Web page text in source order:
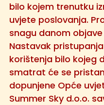
bilo kojem trenutku
uvjete poslovanja.
snagu danom
Nastavak
korištenja bilo kojeg
smatrat će se
dopunjene Opće
Summer Sky d.o.o.